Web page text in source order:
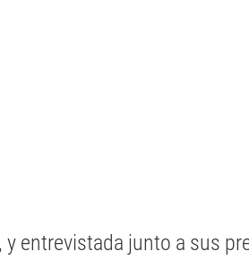
y entrevistada junto a sus